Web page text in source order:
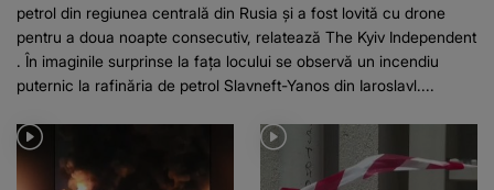
petrol din regiunea centrală din Rusia și a fost lovită cu drone
pentru a doua noapte consecutiv, relatează The Kyiv Independent
. În imaginile surprinse la fața locului se observă un incendiu
puternic la rafinăria de petrol Slavneft-Yanos din Iaroslavl....